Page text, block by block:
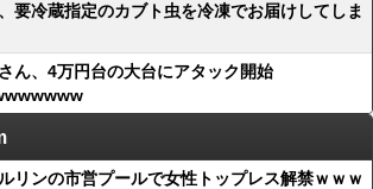
要冷蔵指定のカブト虫を冷凍でお届けしてしま
ん、4万円台の大台にアタック開始
リンの市営プールで女性トップレス解禁ｗｗｗ